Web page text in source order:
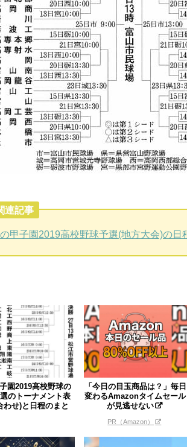
連記事
甲子園2019高校野球予選(地方大会)の日
園2019高校野球の
のトーナメント表
わせ)と日程のまと
「今日の目玉商品は？」毎日
変わるAmazonタイムセール
が見逃せない
PR（Amazon）